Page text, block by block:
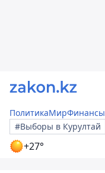
ПолитикаМирФинансы
#Выборы в Курултай
+27°